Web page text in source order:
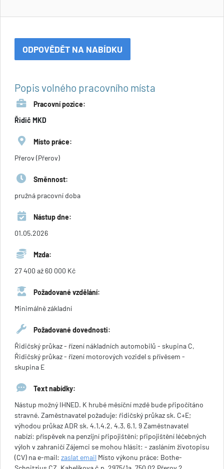
ODPOVĚDĚT NA NABÍDKU
Popis volného pracovního místa
Pracovní pozice:
Řidič MKD
Místo práce:
Přerov (Přerov)
Směnnost:
pružná pracovní doba
Nástup dne:
01.05.2026
Mzda:
27 400 až 60 000 Kč
Požadované vzdělání:
Minimálně základní
Požadované dovednosti:
Řidičský průkaz - řízení nákladních automobilů - skupina C,
Řidičský průkaz - řízení motorových vozidel s přívěsem -
skupina E
Text nabídky:
Nástup možný IHNED. K hrubé měsíční mzdě bude připočítáno
stravné. Zaměstnavatel požaduje: řidičský průkaz sk. C+E;
výhodou průkaz ADR sk. 4.1,4.2, 4.3, 6.1, 9 Zaměstnavatel
nabízí: příspěvek na penzijní připojištění; připojištění léčebných
výloh v zahraničí Zájemci se mohou hlásit: - zasláním životopisu
(CV) na e-mail: zaslat email Místo výkonu práce: Bothe-